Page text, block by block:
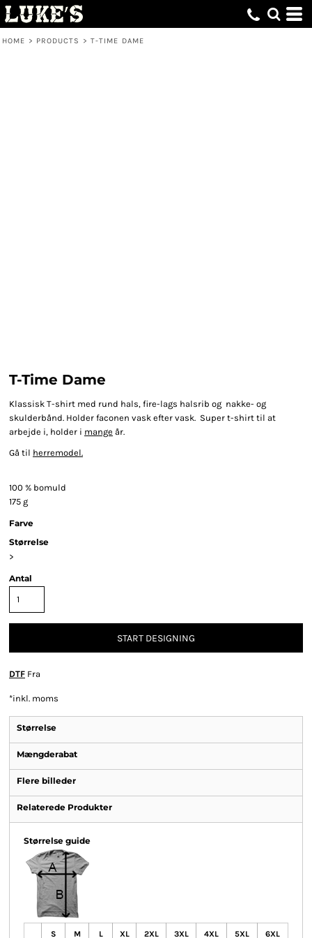
HOME > PRODUCTS > T-TIME DAME
T-Time Dame
Klassisk T-shirt med rund hals, fire-lags halsrib og nakke- og
skulderbånd. Holder faconen vask efter vask. Super t-shirt til at
arbejde i, holder i mange år.
Gå til herremodel.
100 % bomuld
175 g
Farve
Størrelse
>
Antal
START DESIGNING
DTF Fra
*inkl. moms
Størrelse
Mængderabat
Flere billeder
Relaterede Produkter
Størrelse guide
S M L XL 2XL 3XL 4XL 5XL 6XL